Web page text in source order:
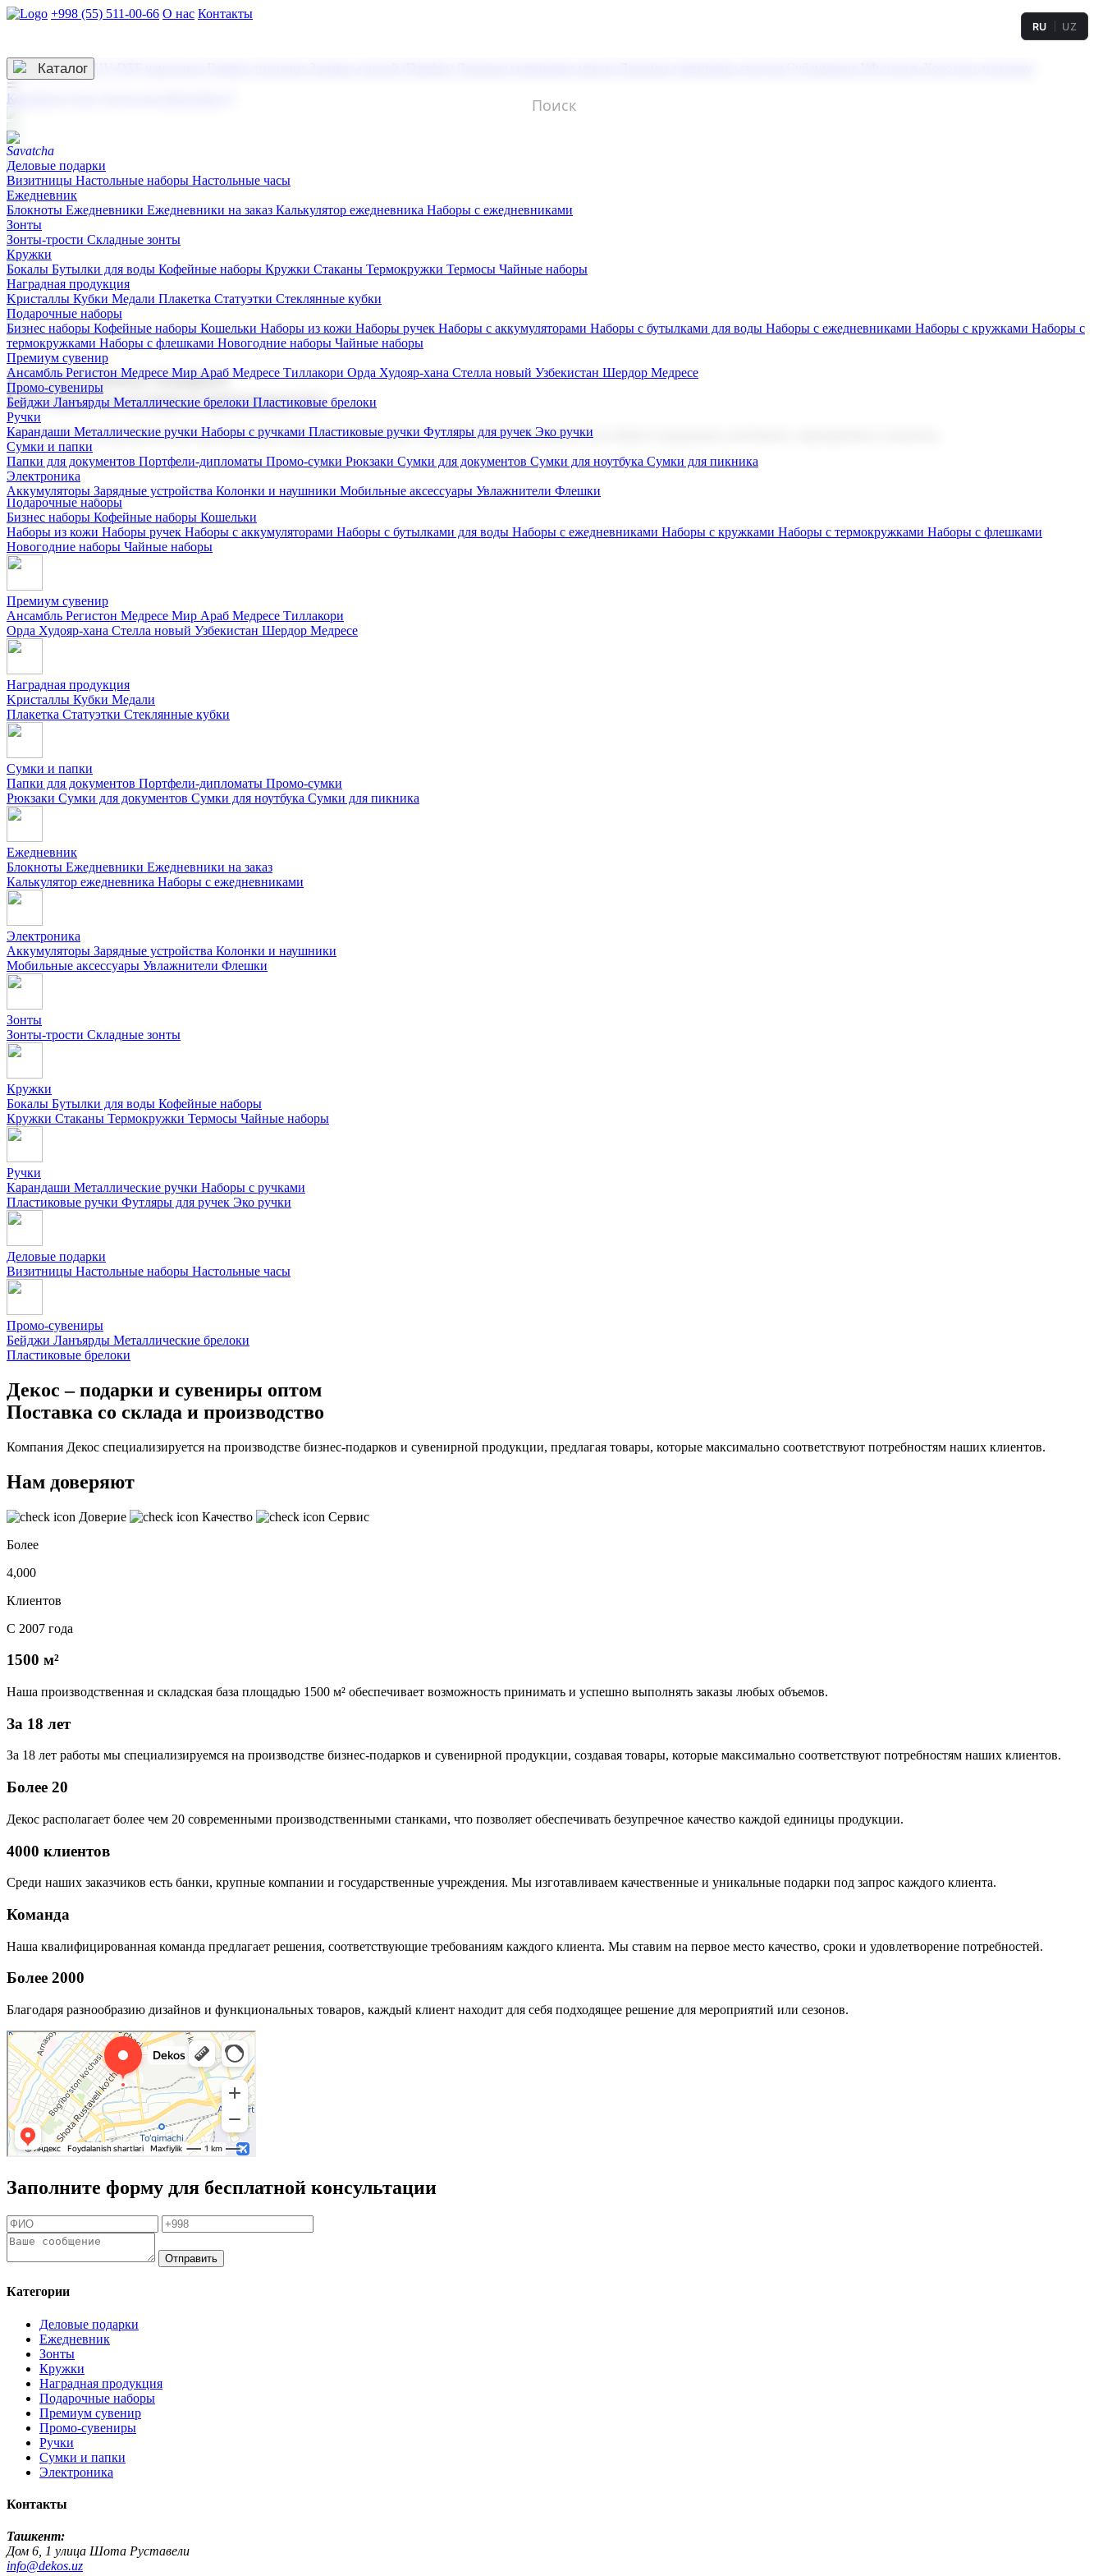
+998 (55) 511-00-66 О нас Контакты
3D гравировка
RU UZ
☰
Контакты
Каталог
Деловые подарки
Визитницы Настольные наборы Настольные часы
Ежедневник
Блокноты Ежедневники Ежедневники на заказ Калькулятор ежедневника Наборы с ежедневниками
Зонты
Зонты-трости Складные зонты
Кружки
Бокалы Бутылки для воды Кофейные наборы Кружки Стаканы Термокружки Термосы Чайные наборы
Наградная продукция
Kристаллы Кубки Медали Плакетка Статуэтки Стеклянные кубки
Подарочные наборы
Бизнес наборы Кофейные наборы Кошельки Наборы из кожи Наборы ручек Наборы с аккумуляторами Наборы с бутылками для воды Наборы с ежедневниками Наборы с кружками Наборы с
термокружками Наборы с флешками Новогодние наборы Чайные наборы
Премиум сувенир
Ансамбль Регистон Медресе Мир Араб Медресе Тиллакори Орда Худояр-хана Стелла новый Узбекистан Шердор Медресе
Промо-сувениры
Бейджи Ланъярды Металлические брелоки Пластиковые брелоки
Ручки
Карандаши Металлические ручки Наборы с ручками Пластиковые ручки Футляры для ручек Эко ручки
Сумки и папки
Папки для документов Портфели-дипломаты Промо-сумки Рюкзаки Сумки для документов Сумки для ноутбука Сумки для пикника
Электроника
Аккумуляторы Зарядные устройства Колонки и наушники Мобильные аксессуары Увлажнители Флешки
Корпоративные подарки
Поставка со склада и производство
Мы предлагаем широкий выбор корпоративных подарков и сувениров с логотипом. В нашем каталоге вы найдете продукцию для бизнеса, мероприятия и клиентов.
Подарочные наборы
Бизнес наборы Кофейные наборы Кошельки
Наборы из кожи Наборы ручек Наборы с аккумуляторами Наборы с бутылками для воды Наборы с ежедневниками Наборы с кружками Наборы с термокружками Наборы с флешками
Новогодние наборы Чайные наборы
Премиум сувенир
Ансамбль Регистон Медресе Мир Араб Медресе Тиллакори
Орда Худояр-хана Стелла новый Узбекистан Шердор Медресе
Наградная продукция
Kристаллы Кубки Медали
Плакетка Статуэтки Стеклянные кубки
Сумки и папки
Папки для документов Портфели-дипломаты Промо-сумки
Рюкзаки Сумки для документов Сумки для ноутбука Сумки для пикника
Ежедневник
Блокноты Ежедневники Ежедневники на заказ
Калькулятор ежедневника Наборы с ежедневниками
Электроника
Аккумуляторы Зарядные устройства Колонки и наушники
Мобильные аксессуары Увлажнители Флешки
Зонты
Зонты-трости Складные зонты
Кружки
Бокалы Бутылки для воды Кофейные наборы
Кружки Стаканы Термокружки Термосы Чайные наборы
Ручки
Карандаши Металлические ручки Наборы с ручками
Пластиковые ручки Футляры для ручек Эко ручки
Деловые подарки
Визитницы Настольные наборы Настольные часы
Промо-сувениры
Бейджи Ланъярды Металлические брелоки
Пластиковые брелоки
Декос – подарки и сувениры оптом
Поставка со склада и производство
Компания Декос специализируется на производстве бизнес-подарков и сувенирной продукции, предлагая товары, которые максимально соответствуют потребностям наших клиентов.
Нам доверяют
Доверие Качество
Сервис
Более
4,000
Клиентов
С 2007 года
1500 м²
Наша производственная и складская база площадью 1500 м² обеспечивает возможность принимать и успешно выполнять заказы любых объемов.
За 18 лет
За 18 лет работы мы специализируемся на производстве бизнес-подарков и сувенирной продукции, создавая товары, которые максимально соответствуют потребностям наших клиентов.
Более 20
Декос располагает более чем 20 современными производственными станками, что позволяет обеспечивать безупречное качество каждой единицы продукции.
4000 клиентов
Среди наших заказчиков есть банки, крупные компании и государственные учреждения. Мы изготавливаем качественные и уникальные подарки под запрос каждого клиента.
Команда
Наша квалифицированная команда предлагает решения, соответствующие требованиям каждого клиента. Мы ставим на первое место качество, сроки и удовлетворение потребностей.
Более 2000
Благодаря разнообразию дизайнов и функциональных товаров, каждый клиент находит для себя подходящее решение для мероприятий или сезонов.
Заполните форму для бесплатной консультации
Отправить
Категории
Деловые подарки
Ежедневник
Зонты
Кружки
Наградная продукция
Подарочные наборы
Премиум сувенир
Промо-сувениры
Ручки
Сумки и папки
Электроника
Контакты
Ташкент:
Дом 6, 1 улица Шота Руставели
info@dekos.uz